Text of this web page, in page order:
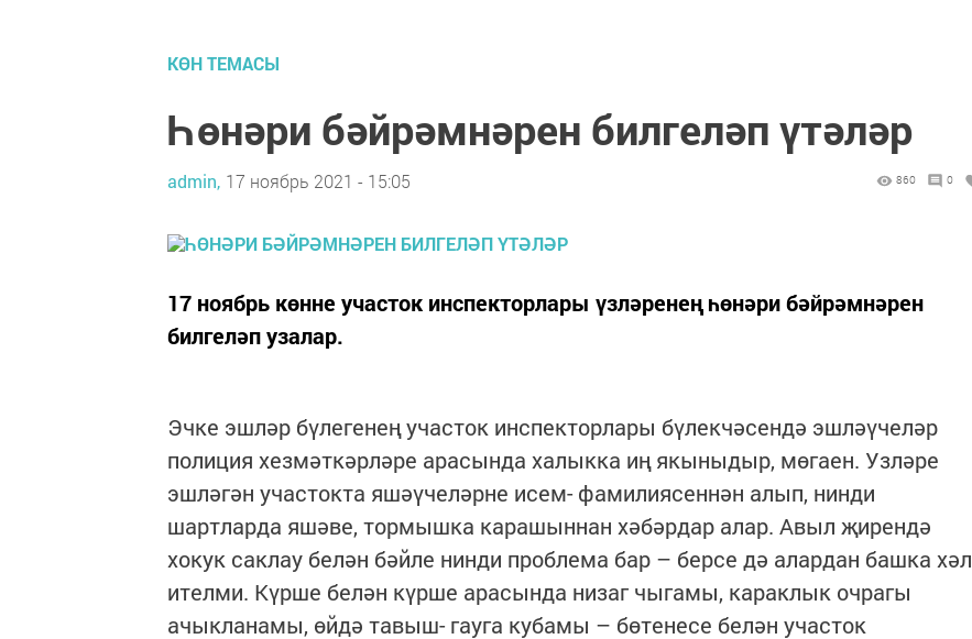
КӨН ТЕМАСЫ
Һөнәри бәйрәмнәрен билгеләп үтәләр
admin, 17 ноябрь 2021 - 15:05 860 0
17 ноябрь көнне участок инспекторлары үзләренең һөнәри бәйрәмнәрен
билгеләп узалар.
Эчке эшләр бүлегенең участок инспекторлары бүлекчәсендә эшләүчеләр
полиция хезмәткәрләре арасында халыкка иң якыныдыр, мөгаен. Узләре
эшләгән участокта яшәүчеләрне исем- фамилиясеннән алып, нинди
шартларда яшәве, тормышка карашыннан хәбәрдар алар. Авыл җирендә
хокук саклау белән бәйле нинди проблема бар – берсе дә алардан башка хәл
ителми. Күрше белән күрше арасында низаг чыгамы, караклык очрагы
ачыкланамы, өйдә тавыш- гауга кубамы – бөтенесе белән участок